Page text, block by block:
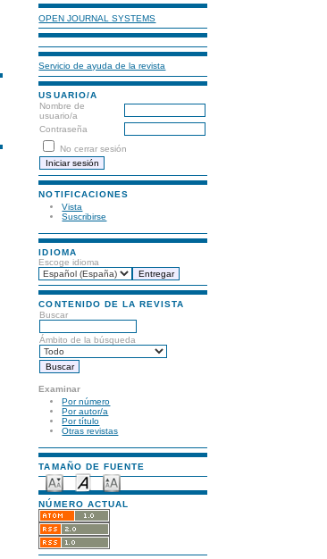
OPEN JOURNAL SYSTEMS
Servicio de ayuda de la revista
USUARIO/A
Nombre de
usuario/a
Contraseña
No cerrar sesión
NOTIFICACIONES
Vista
Suscribirse
IDIOMA
Escoge idioma
CONTENIDO DE LA REVISTA
Buscar
Ámbito de la búsqueda
Examinar
Por número
Por autor/a
Por título
Otras revistas
TAMAÑO DE FUENTE
NÚMERO ACTUAL